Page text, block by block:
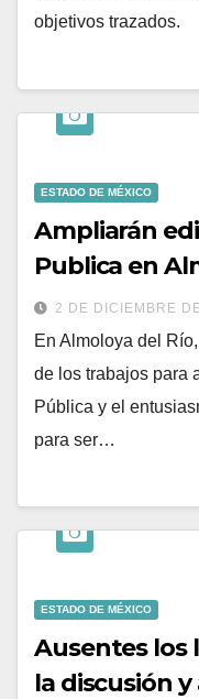
objetivos trazados.
ESTADO DE MÉXICO
Ampliarán
Publica en
2 DE DICIEMBRE
En Almoloya del
de los trabajos para
Pública y el
para ser…
ESTADO DE MÉXICO
Ausentes los
la discusión y